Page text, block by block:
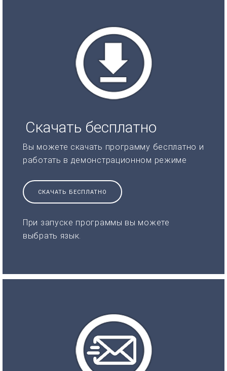
Скачать бесплатно
Вы можете скачать программу бесплатно и
работать в демонстрационном режиме
СКАЧАТЬ БЕСПЛАТНО
При запуске программы вы можете
выбрать язык.